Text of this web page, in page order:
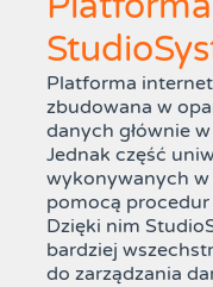
Platforma
zbudowana w
danych głównie
Jednak część
wykonywanych w
pomocą procedur
Dzięki nim
bardziej
do zarządzania